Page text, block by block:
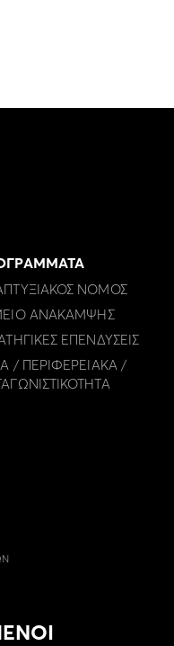
ΝΟΜΟΣ
ΑΝΑΚΑΜΨΗΣ
ΕΠΕΝΔΥΣΕΙΣ
/ ΠΕΡΙΦΕΡΕΙΑΚΑ /